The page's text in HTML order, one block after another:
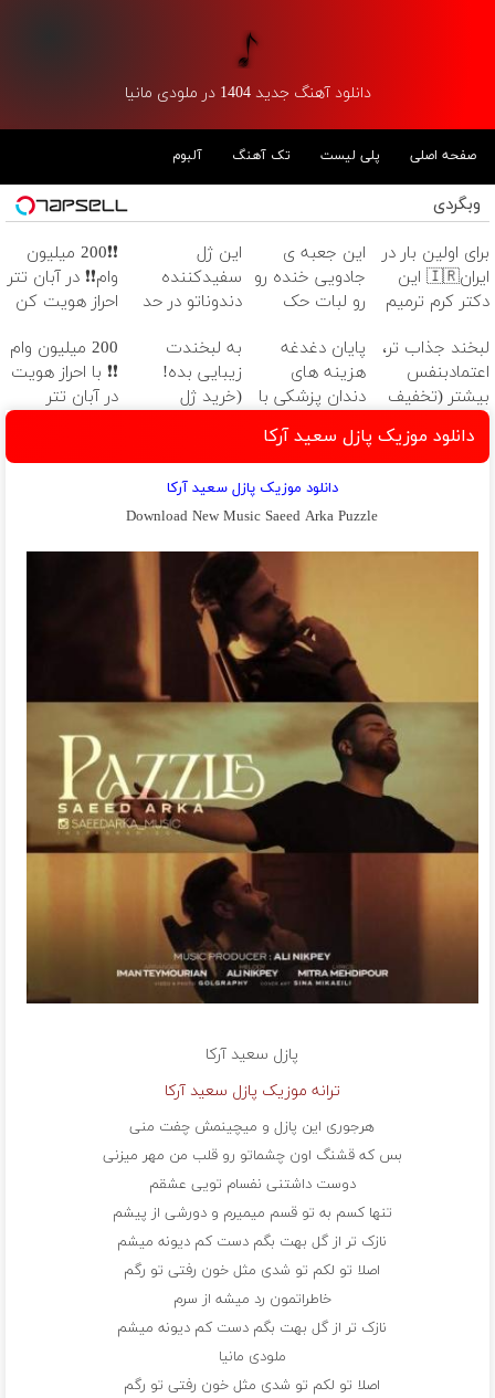
دانلود آهنگ جدید 1404 در ملودی مانیا
صفحه اصلی پلی لیست تک آهنگ آلبوم
وبگردی
برای اولین بار در
ایران🇮🇷 این
دکتر کرم ترمیم
ساخت!
این جعبه ی
جادویی خنده رو
رو لبات حک
خرید40%تخفیف
این ژل
سفیدکننده
دندوناتو در حد
میکنه
(40%تخفیف)
❗❗200 میلیون
وام❗❗ در آبان تتر
احراز هویت کن
لبخند جذاب تر،
اعتمادبنفس
بیشتر (تخفیف
تا امشب)
پایان دغدغه
هزینه های
دندان پزشکی با
کننده خانگی
به لبخندت
زیبایی بده!
(خرید ژل
با40%تخفیف)
200 میلیون وام
❗❗ با احراز هویت
در آبان تتر
دانلود موزیک پازل سعید آرکا
دانلود موزیک پازل سعید آرکا
Download New Music Saeed Arka Puzzle
پازل سعید آرکا
ترانه موزیک پازل سعید آرکا
هرجوری این پازل و میچینمش چفت منی
بس که قشنگ اون چشماتو رو قلب من مهر میزنی
دوست داشتنی نفسام تویی عشقم
تنها کسم به تو قسم میمیرم و دورشی از پیشم
نازک تر از گل بهت بگم دست کم دیونه میشم
اصلا تو لکم تو شدی مثل خون رفتی تو رگم
خاطراتمون رد میشه از سرم
نازک تر از گل بهت بگم دست کم دیونه میشم
ملودی مانیا
اصلا تو لکم تو شدی مثل خون رفتی تو رگم